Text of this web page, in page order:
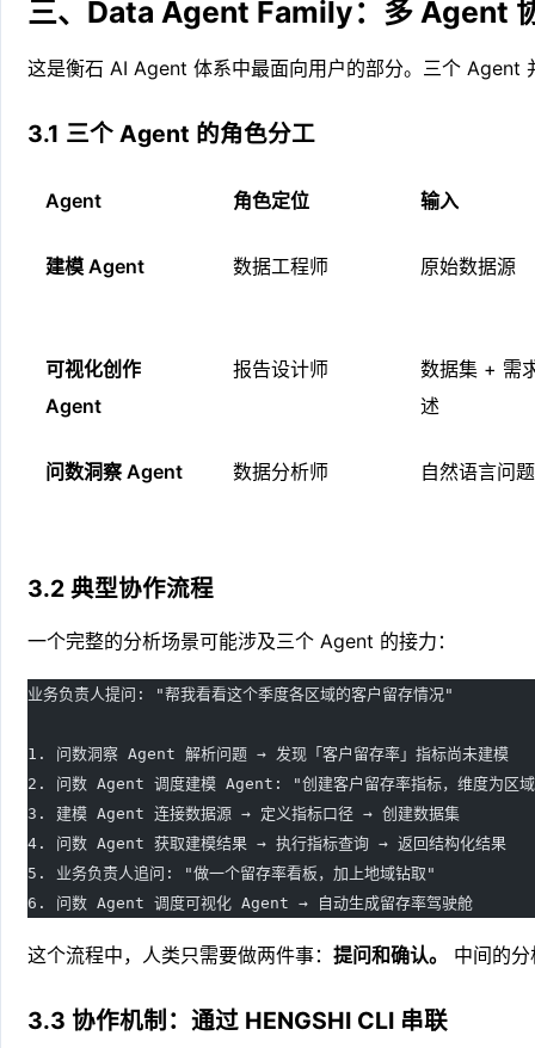
三、Data Agent Family：多 Agent
这是衡石 AI Agent 体系中最面向用户的部分。三个 Agent
3.1 三个 Agent 的角色分工
Agent 角色定位 输入
建模 Agent 数据工程师 原始数据源
可视化创作
Agent
报告设计师
数据集 + 需
述
问数洞察 Agent 数据分析师 自然语言问题
3.2 典型协作流程
一个完整的分析场景可能涉及三个 Agent 的接力：
业务负责人提问: "帮我看看这个季度各区域的客户留存情况"
1. 问数洞察 Agent 解析问题 → 发现「客户留存率」指标尚未建模
2. 问数 Agent 调度建模 Agent: "创建客户留存率指标，维度为区
3. 建模 Agent 连接数据源 → 定义指标口径 → 创建数据集
4. 问数 Agent 获取建模结果 → 执行指标查询 → 返回结构化结果
5. 业务负责人追问: "做一个留存率看板，加上地域钻取"
6. 问数 Agent 调度可视化 Agent → 自动生成留存率驾驶舱
这个流程中，人类只需要做两件事：提问和确认。 中间的
3.3 协作机制：通过 HENGSHI CLI 串联